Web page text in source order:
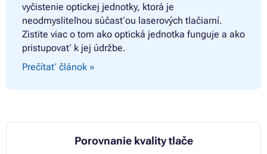
vyčistenie optickej jednotky, ktorá je
neodmysliteľnou súčasťou laserových tlačiarní.
Zistite viac o tom ako optická jednotka funguje a ako
pristupovať k jej údržbe.
Prečítať článok »
Porovnanie kvality tlače